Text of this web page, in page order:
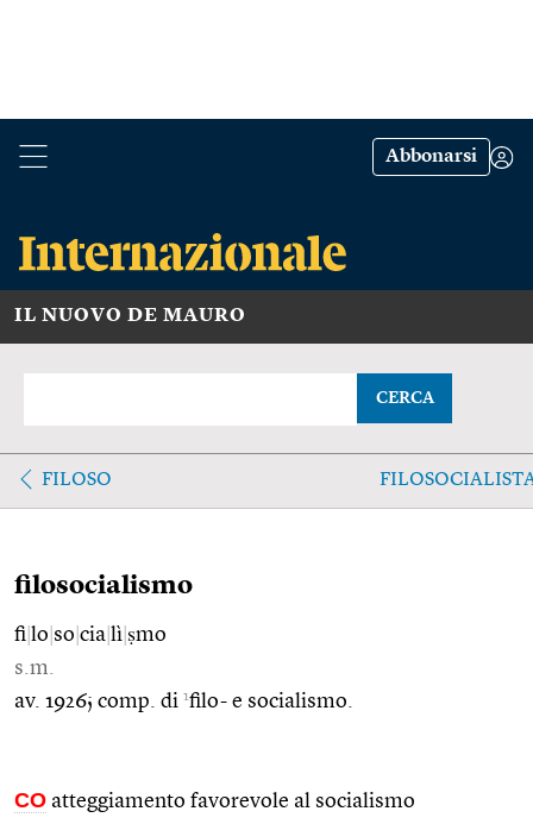
Abbonarsi
IL NUOVO DE MAURO
CERCA
FILOSO
filosocialismo
fi lo so cia lì ṣmo
s.m.
av. 1926; comp. di 1filo- e socialismo.
CO atteggiamento favorevole al socialismo